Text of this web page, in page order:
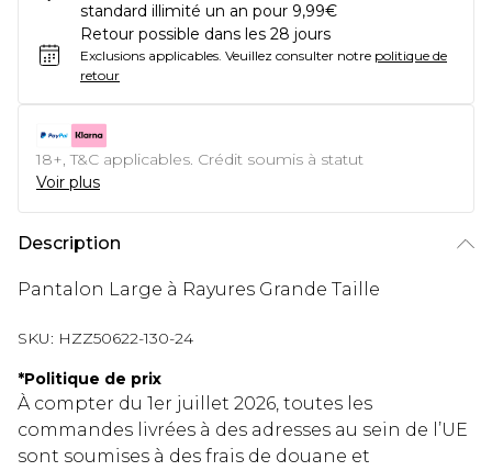
standard illimité un an pour 9,99€
Retour possible dans les 28 jours
Exclusions applicables. Veuillez consulter notre politique de
retour
18+, T&C applicables. Crédit soumis à statut
Voir plus
Description
Pantalon Large à Rayures Grande Taille
SKU: HZZ50622-130-24
*Politique de prix
À compter du 1er juillet 2026, toutes les
commandes livrées à des adresses au sein de l’UE
sont soumises à des frais de douane et